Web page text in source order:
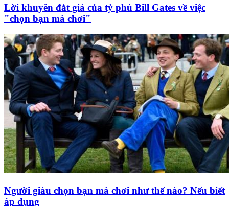
Lời khuyên đắt giá của tỷ phú Bill Gates về việc
"chọn bạn mà chơi"
Người giàu chọn bạn mà chơi như thế nào? Nếu biết
áp dụng